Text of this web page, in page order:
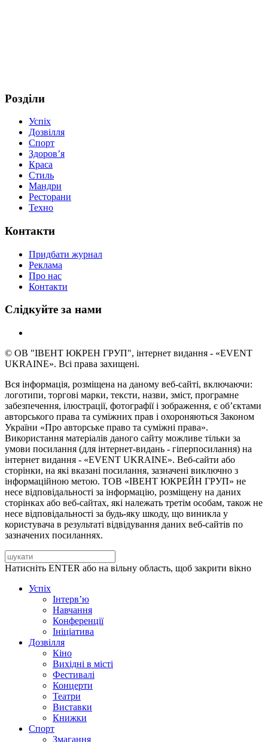
Розділи
Успіх
Дозвілля
Спорт
Здоров’я
Краса
Стиль
Мандри
Ресторани
Техно
Контакти
Придбати журнал
Реклама
Про нас
Контакти
Слідкуйте за нами
© ОВ "ІВЕНТ ЮКРЕН ГРУП", інтернет видання - «EVENT
UKRAINE». Всі права захищені.
Вся інформація, розміщена на даному веб-сайті, включаючи:
логотипи, торгові марки, тексти, назви, зміст, програмне
забезпечення, ілюстрації, фотографії і зображення, є об’єктами
авторського права та суміжних прав і охороняються Законом
України «Про авторське право та суміжні права».
Використання матеріалів даного сайту можливе тільки за
умови посилання (для інтернет-видань - гіперпосилання) на
інтернет видання - «EVENT UKRAINE». Веб-сайти або
сторінки, на які вказані посилання, зазначені виключно з
інформаційною метою. ТОВ «ІВЕНТ ЮКРЕЙН ГРУП» не
несе відповідальності за інформацію, розміщену на даних
сторінках або веб-сайтах, які належать третім особам, також не
несе відповідальності за будь-яку шкоду, що виникла у
користувача в результаті відвідування даних веб-сайтів по
зазначених посиланнях.
Натисніть ENTER або на вільну область, щоб закрити вікно
Успіх
Інтерв’ю
Навчання
Конференції
Ініціатива
Дозвілля
Кіно
Вихідні в місті
Фестивалі
Концерти
Театри
Виставки
Книжки
Спорт
Змагання